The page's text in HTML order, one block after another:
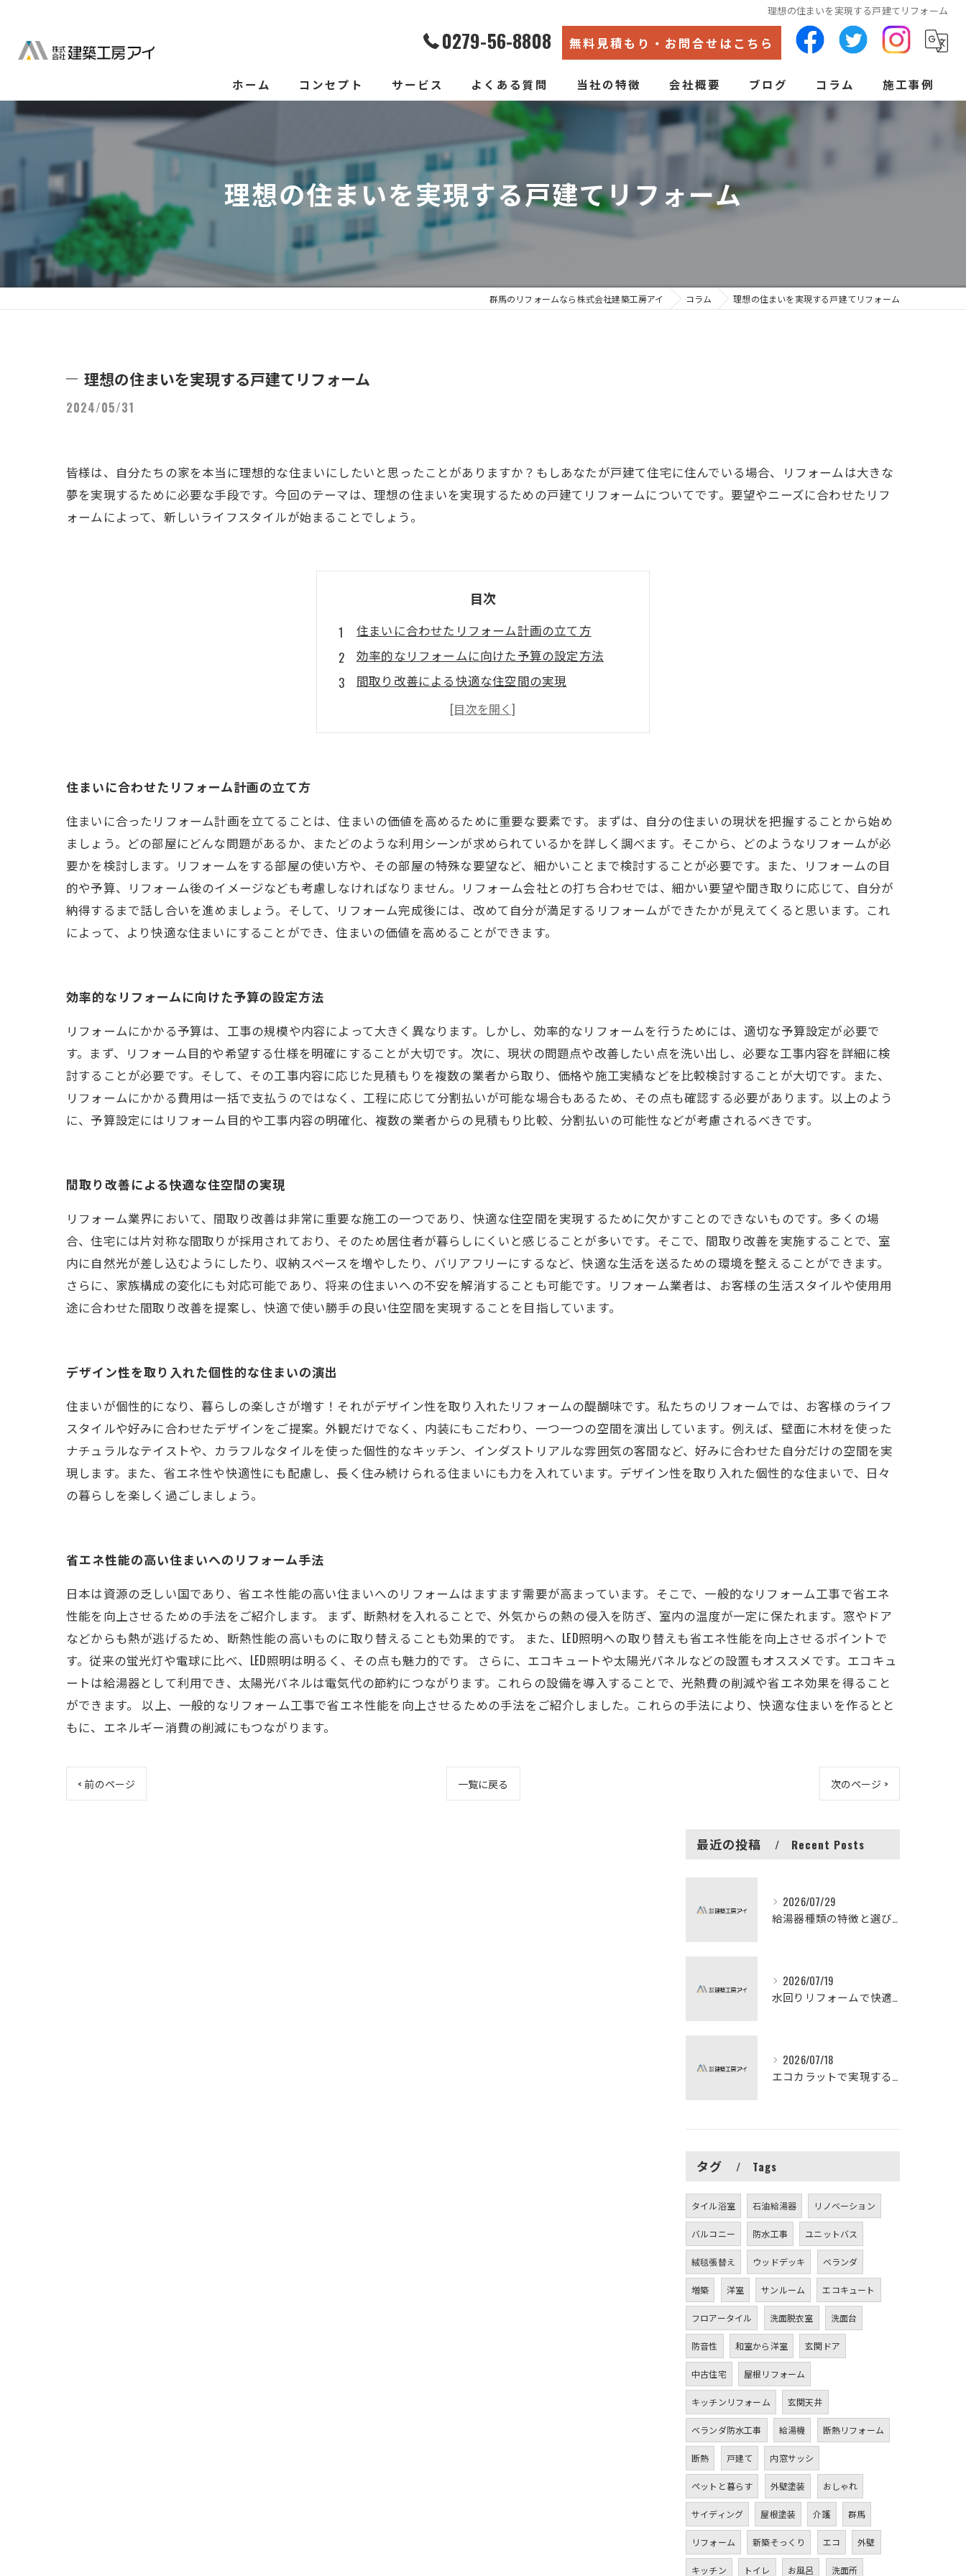
理想の住まいを実現する戸建てリフォーム
0279-56-8808 無料見積もり・お問合せはこちら
ホーム コンセプト サービス
新築そっくりリフォーム
よくある質問 当社の特徴
水回り
断熱
会社概要
代表あいさつ
ブログ コラム 施工事例
理想の住まいを実現する戸建てリフォーム
群馬のリフォームなら株式会社建築工房アイ コラム 理想の住まいを実現する戸建てリフォーム
理想の住まいを実現する戸建てリフォーム
2024/05/31
皆様は、自分たちの家を本当に理想的な住まいにしたいと思ったことがありますか？もしあなたが戸建て住宅に住んでいる場合、リフォームは大きな
夢を実現するために必要な手段です。今回のテーマは、理想の住まいを実現するための戸建てリフォームについてです。要望やニーズに合わせたリフ
ォームによって、新しいライフスタイルが始まることでしょう。
目次
住まいに合わせたリフォーム計画の立て方
効率的なリフォームに向けた予算の設定方法
間取り改善による快適な住空間の実現
デザイン性を取り入れた個性的な住まいの演出
省エネ性能の高い住まいへのリフォーム手法
住まいに合わせたリフォーム計画の立て方
住まいに合ったリフォーム計画を立てることは、住まいの価値を高めるために重要な要素です。まずは、自分の住まいの現状を把握することから始め
ましょう。どの部屋にどんな問題があるか、またどのような利用シーンが求められているかを詳しく調べます。そこから、どのようなリフォームが必
要かを検討します。リフォームをする部屋の使い方や、その部屋の特殊な要望など、細かいことまで検討することが必要です。また、リフォームの目
的や予算、リフォーム後のイメージなども考慮しなければなりません。リフォーム会社との打ち合わせでは、細かい要望や聞き取りに応じて、自分が
納得するまで話し合いを進めましょう。そして、リフォーム完成後には、改めて自分が満足するリフォームができたかが見えてくると思います。これ
によって、より快適な住まいにすることができ、住まいの価値を高めることができます。
効率的なリフォームに向けた予算の設定方法
リフォームにかかる予算は、工事の規模や内容によって大きく異なります。しかし、効率的なリフォームを行うためには、適切な予算設定が必要で
す。まず、リフォーム目的や希望する仕様を明確にすることが大切です。次に、現状の問題点や改善したい点を洗い出し、必要な工事内容を詳細に検
討することが必要です。そして、その工事内容に応じた見積もりを複数の業者から取り、価格や施工実績などを比較検討することが大切です。また、
リフォームにかかる費用は一括で支払うのではなく、工程に応じて分割払いが可能な場合もあるため、その点も確認する必要があります。以上のよう
に、予算設定にはリフォーム目的や工事内容の明確化、複数の業者からの見積もり比較、分割払いの可能性などが考慮されるべきです。
間取り改善による快適な住空間の実現
リフォーム業界において、間取り改善は非常に重要な施工の一つであり、快適な住空間を実現するために欠かすことのできないものです。多くの場
合、住宅には片対称な間取りが採用されており、そのため居住者が暮らしにくいと感じることが多いです。そこで、間取り改善を実施することで、室
内に自然光が差し込むようにしたり、収納スペースを増やしたり、バリアフリーにするなど、快適な生活を送るための環境を整えることができます。
さらに、家族構成の変化にも対応可能であり、将来の住まいへの不安を解消することも可能です。リフォーム業者は、お客様の生活スタイルや使用用
途に合わせた間取り改善を提案し、快適で使い勝手の良い住空間を実現することを目指しています。
デザイン性を取り入れた個性的な住まいの演出
住まいが個性的になり、暮らしの楽しさが増す！それがデザイン性を取り入れたリフォームの醍醐味です。私たちのリフォームでは、お客様のライフ
スタイルや好みに合わせたデザインをご提案。外観だけでなく、内装にもこだわり、一つ一つの空間を演出しています。例えば、壁面に木材を使った
ナチュラルなテイストや、カラフルなタイルを使った個性的なキッチン、インダストリアルな雰囲気の客間など、好みに合わせた自分だけの空間を実
現します。また、省エネ性や快適性にも配慮し、長く住み続けられる住まいにも力を入れています。デザイン性を取り入れた個性的な住まいで、日々
の暮らしを楽しく過ごしましょう。
省エネ性能の高い住まいへのリフォーム手法
日本は資源の乏しい国であり、省エネ性能の高い住まいへのリフォームはますます需要が高まっています。そこで、一般的なリフォーム工事で省エネ
性能を向上させるための手法をご紹介します。 まず、断熱材を入れることで、外気からの熱の侵入を防ぎ、室内の温度が一定に保たれます。窓やドア
などからも熱が逃げるため、断熱性能の高いものに取り替えることも効果的です。 また、LED照明への取り替えも省エネ性能を向上させるポイントで
す。従来の蛍光灯や電球に比べ、LED照明は明るく、その点も魅力的です。 さらに、エコキュートや太陽光パネルなどの設置もオススメです。エコキュ
ートは給湯器として利用でき、太陽光パネルは電気代の節約につながります。これらの設備を導入することで、光熱費の削減や省エネ効果を得ること
ができます。 以上、一般的なリフォーム工事で省エネ性能を向上させるための手法をご紹介しました。これらの手法により、快適な住まいを作るとと
もに、エネルギー消費の削減にもつながります。
< 前のページ 一覧に戻る 次のページ >
最近の投稿 Recent Posts
2026/07/29
給湯器種類の特徴と選び方ガイド
2026/07/19
水回りリフォームで快適な暮らしを実現する方法
2026/07/18
エコカラットで実現する快適リフォームの秘訣
タグ Tags
タイル浴室 石油給湯器 リノベーション
バルコニー 防水工事 ユニットバス
絨毯張替え ウッドデッキ ベランダ
増築 洋室 サンルーム エコキュート
フロアータイル 洗面脱衣室 洗面台
防音性 和室から洋室 玄関ドア
中古住宅 屋根リフォーム
キッチンリフォーム 玄関天井
ベランダ防水工事 給湯機 断熱リフォーム
断熱 戸建て 内窓サッシ
ペットと暮らす 外壁塗装 おしゃれ
サイディング 屋根塗装 介護 群馬
リフォーム 新築そっくり エコ 外壁
キッチン トイレ お風呂 洗面所